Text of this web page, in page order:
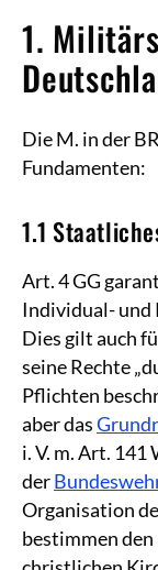
1.
Die M. in der
Fundamenten:
1.1
Art. 4 GG
Individual-
Dies gilt auch
seine Rechte
Pflichten
aber das
i. V. m. Art.
der
Organisation
bestimmen